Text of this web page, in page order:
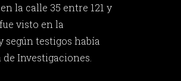
la calle 35 entre 121 y
visto en la
según testigos había
Investigaciones.